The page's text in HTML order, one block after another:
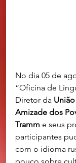
No dia 05 de
“Oficina de
Diretor da
Amizade dos
Tramm e seus
participantes
com o idioma